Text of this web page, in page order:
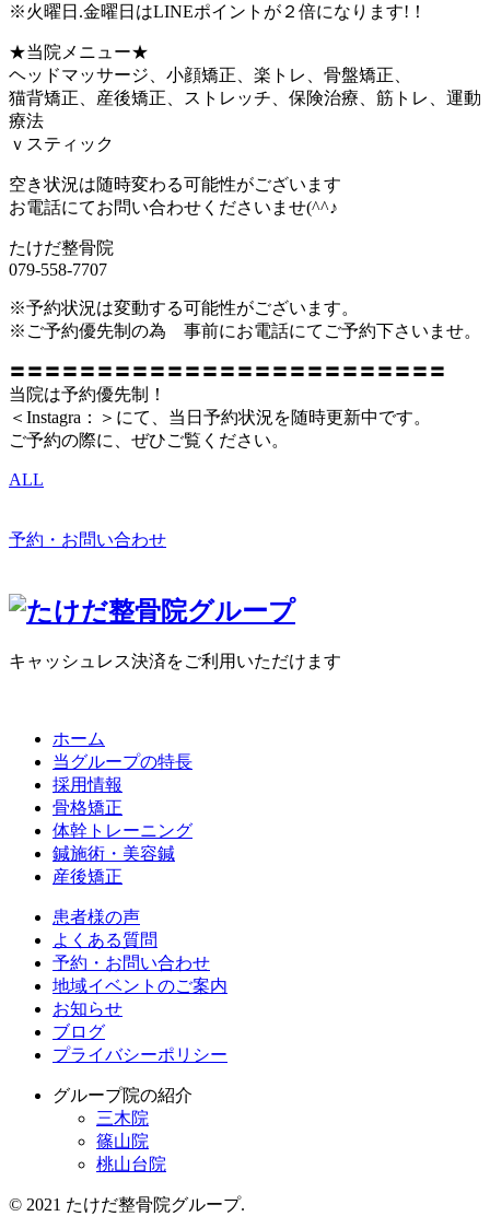
※火曜日.金曜日はLINEポイントが２倍になります!！
★当院メニュー★
ヘッドマッサージ、小顔矯正、楽トレ、骨盤矯正、
猫背矯正、産後矯正、ストレッチ、保険治療、筋トレ、運動
療法
ｖスティック
空き状況は随時変わる可能性がございます
お電話にてお問い合わせくださいませ(^^♪
たけだ整骨院
079-558-7707
※予約状況は変動する可能性がございます。
※ご予約優先制の為 事前にお電話にてご予約下さいませ。
〓〓〓〓〓〓〓〓〓〓〓〓〓〓〓〓〓〓〓〓〓〓〓〓〓
当院は予約優先制！
＜Instagra：＞にて、当日予約状況を随時更新中です。
ご予約の際に、ぜひご覧ください。
ALL
予約・お問い合わせ
キャッシュレス決済をご利用いただけます
ホーム
当グループの特長
採用情報
骨格矯正
体幹トレーニング
鍼施術・美容鍼
産後矯正
患者様の声
よくある質問
予約・お問い合わせ
地域イベントのご案内
お知らせ
ブログ
プライバシーポリシー
グループ院の紹介
三木院
篠山院
桃山台院
© 2021 たけだ整骨院グループ.